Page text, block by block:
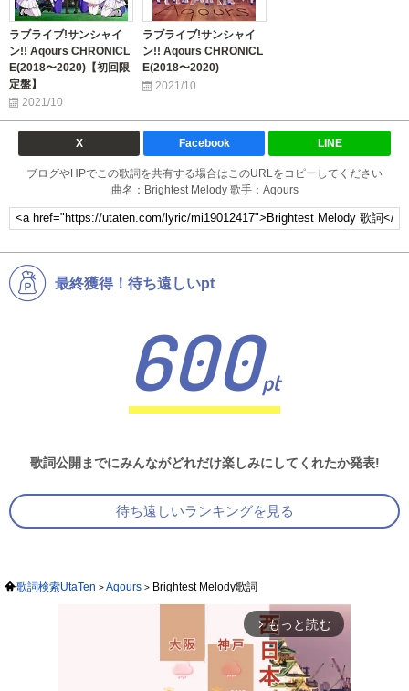
ラブライブ!サンシャイ
ン!! Aqours CHRONICL
E(2018〜2020)【初回限
定盤】
2021/10
ラブライブ!サンシャイ
ン!! Aqours CHRONICL
E(2018〜2020)
2021/10
X Facebook LINE
ブログやHPでこの歌詞を共有する場合はこのURLをコピーしてください
曲名：Brightest Melody 歌手：Aqours
最終獲得！待ち遠しいpt
600pt
歌詞公開までにみんながどれだけ楽しみにしてくれたか発表!
待ち遠しいランキングを見る
歌詞検索UtaTen Aqours Brightest Melody歌詞
arrow_forward_ios もっと読む